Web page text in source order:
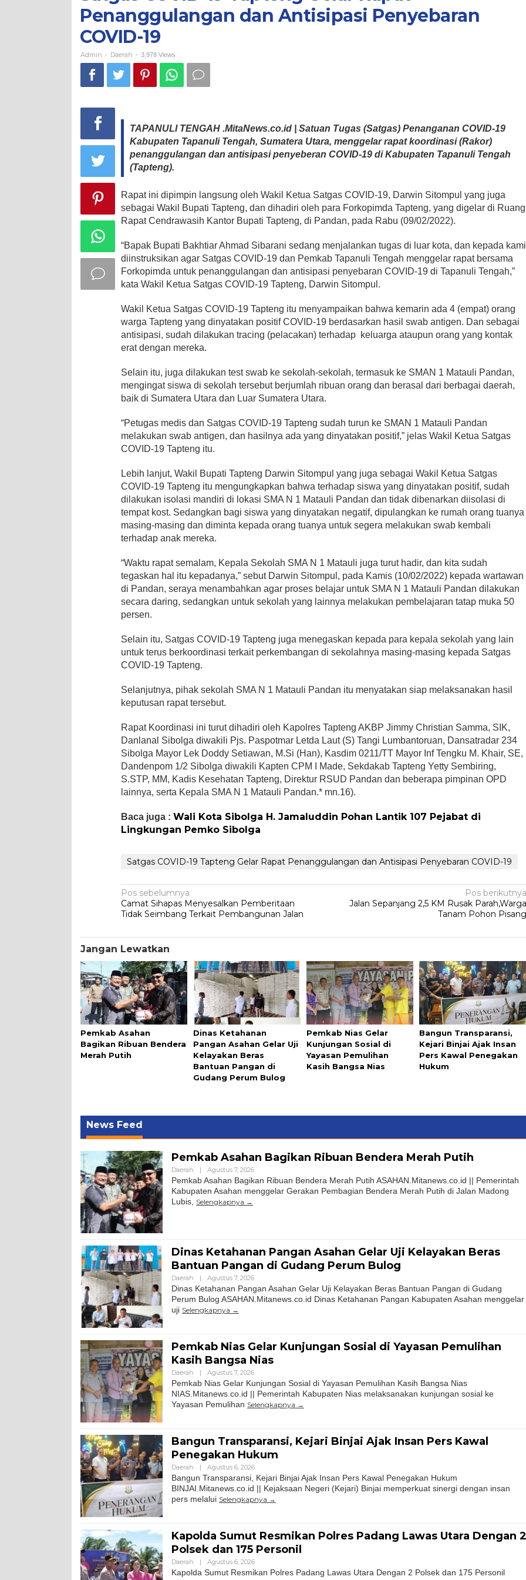
Penanggulangan
dan
COVID-
19
Penanggulangan dan Antisipasi Penyebaran
COVID-19
Admin - Daerah - 3,978 Views
TAPANULI TENGAH .MitaNews.co.id | Satuan Tugas (Satgas) Penanganan COVID-19
Kabupaten Tapanuli Tengah, Sumatera Utara, menggelar rapat koordinasi (Rakor)
penanggulangan dan antisipasi penyeberan COVID-19 di Kabupaten Tapanuli Tengah
(Tapteng).
Rapat ini dipimpin langsung oleh Wakil Ketua Satgas COVID-19, Darwin Sitompul yang juga
sebagai Wakil Bupati Tapteng, dan dihadiri oleh para Forkopimda Tapteng, yang digelar di Ruang
Rapat Cendrawasih Kantor Bupati Tapteng, di Pandan, pada Rabu (09/02/2022).
“Bapak Bupati Bakhtiar Ahmad Sibarani sedang menjalankan tugas di luar kota, dan kepada kami
diinstruksikan agar Satgas COVID-19 dan Pemkab Tapanuli Tengah menggelar rapat bersama
Forkopimda untuk penanggulangan dan antisipasi penyebaran COVID-19 di Tapanuli Tengah,”
kata Wakil Ketua Satgas COVID-19 Tapteng, Darwin Sitompul.
Wakil Ketua Satgas COVID-19 Tapteng itu menyampaikan bahwa kemarin ada 4 (empat) orang
warga Tapteng yang dinyatakan positif COVID-19 berdasarkan hasil swab antigen. Dan sebagai
antisipasi, sudah dilakukan tracing (pelacakan) terhadap keluarga ataupun orang yang kontak
erat dengan mereka.
Selain itu, juga dilakukan test swab ke sekolah-sekolah, termasuk ke SMAN 1 Matauli Pandan,
mengingat siswa di sekolah tersebut berjumlah ribuan orang dan berasal dari berbagai daerah,
baik di Sumatera Utara dan Luar Sumatera Utara.
“Petugas medis dan Satgas COVID-19 Tapteng sudah turun ke SMAN 1 Matauli Pandan
melakukan swab antigen, dan hasilnya ada yang dinyatakan positif,” jelas Wakil Ketua Satgas
COVID-19 Tapteng itu.
Lebih lanjut, Wakil Bupati Tapteng Darwin Sitompul yang juga sebagai Wakil Ketua Satgas
COVID-19 Tapteng itu mengungkapkan bahwa terhadap siswa yang dinyatakan positif, sudah
dilakukan isolasi mandiri di lokasi SMA N 1 Matauli Pandan dan tidak dibenarkan diisolasi di
tempat kost. Sedangkan bagi siswa yang dinyatakan negatif, dipulangkan ke rumah orang tuanya
masing-masing dan diminta kepada orang tuanya untuk segera melakukan swab kembali
terhadap anak mereka.
“Waktu rapat semalam, Kepala Sekolah SMA N 1 Matauli juga turut hadir, dan kita sudah
tegaskan hal itu kepadanya,” sebut Darwin Sitompul, pada Kamis (10/02/2022) kepada wartawan
di Pandan, seraya menambahkan agar proses belajar untuk SMA N 1 Matauli Pandan dilakukan
secara daring, sedangkan untuk sekolah yang lainnya melakukan pembelajaran tatap muka 50
persen.
Selain itu, Satgas COVID-19 Tapteng juga menegaskan kepada para kepala sekolah yang lain
untuk terus berkoordinasi terkait perkembangan di sekolahnya masing-masing kepada Satgas
COVID-19 Tapteng.
Selanjutnya, pihak sekolah SMA N 1 Matauli Pandan itu menyatakan siap melaksanakan hasil
keputusan rapat tersebut.
Rapat Koordinasi ini turut dihadiri oleh Kapolres Tapteng AKBP Jimmy Christian Samma, SIK,
Danlanal Sibolga diwakili Pjs. Paspotmar Letda Laut (S) Tangi Lumbantoruan, Dansatradar 234
Sibolga Mayor Lek Doddy Setiawan, M.Si (Han), Kasdim 0211/TT Mayor Inf Tengku M. Khair, SE,
Dandenpom 1/2 Sibolga diwakili Kapten CPM I Made, Sekdakab Tapteng Yetty Sembiring,
S.STP, MM, Kadis Kesehatan Tapteng, Direktur RSUD Pandan dan beberapa pimpinan OPD
lainnya, serta Kepala SMA N 1 Matauli Pandan.* mn.16).
Baca juga :Wali Kota Sibolga H. Jamaluddin Pohan Lantik 107 Pejabat di
Lingkungan Pemko Sibolga
Satgas COVID-19 Tapteng Gelar Rapat Penanggulangan dan Antisipasi Penyebaran COVID-19
Navigasi
pos
Pos sebelumnya
Camat Sihapas Menyesalkan Pemberitaan
Tidak Seimbang Terkait Pembangunan Jalan
Pos berikutnya
Jalan Sepanjang 2,5 KM Rusak Parah,Warga
Tanam Pohon Pisang
Jangan Lewatkan
Pemkab Asahan
Bagikan Ribuan Bendera
Merah Putih
Dinas Ketahanan
Pangan Asahan Gelar Uji
Kelayakan Beras
Bantuan Pangan di
Gudang Perum Bulog
Pemkab Nias Gelar
Kunjungan Sosial di
Yayasan Pemulihan
Kasih Bangsa Nias
Bangun Transparansi,
Kejari Binjai Ajak Insan
Pers Kawal Penegakan
Hukum
News Feed
Pemkab Asahan Bagikan Ribuan Bendera Merah Putih
Daerah | Agustus 7, 2026
Pemkab Asahan Bagikan Ribuan Bendera Merah Putih ASAHAN.Mitanews.co.id || Pemerintah
Kabupaten Asahan menggelar Gerakan Pembagian Bendera Merah Putih di Jalan Madong
Lubis, Selengkapnya
Dinas Ketahanan Pangan Asahan Gelar Uji Kelayakan Beras
Bantuan Pangan di Gudang Perum Bulog
Daerah | Agustus 7, 2026
Dinas Ketahanan Pangan Asahan Gelar Uji Kelayakan Beras Bantuan Pangan di Gudang
Perum Bulog ASAHAN.Mitanews.co.id Dinas Ketahanan Pangan Kabupaten Asahan menggelar
uji Selengkapnya
Pemkab Nias Gelar Kunjungan Sosial di Yayasan Pemulihan
Kasih Bangsa Nias
Daerah | Agustus 7, 2026
Pemkab Nias Gelar Kunjungan Sosial di Yayasan Pemulihan Kasih Bangsa Nias
NIAS.Mitanews.co.id || Pemerintah Kabupaten Nias melaksanakan kunjungan sosial ke
Yayasan Pemulihan Selengkapnya
Bangun Transparansi, Kejari Binjai Ajak Insan Pers Kawal
Penegakan Hukum
Daerah | Agustus 6, 2026
Bangun Transparansi, Kejari Binjai Ajak Insan Pers Kawal Penegakan Hukum
BINJAI.Mitanews.co.id || Kejaksaan Negeri (Kejari) Binjai memperkuat sinergi dengan insan
pers melalui Selengkapnya
Kapolda Sumut Resmikan Polres Padang Lawas Utara Dengan 2
Polsek dan 175 Personil
Daerah | Agustus 6, 2026
Kapolda Sumut Resmikan Polres Padang Lawas Utara Dengan 2 Polsek dan 175 Personil